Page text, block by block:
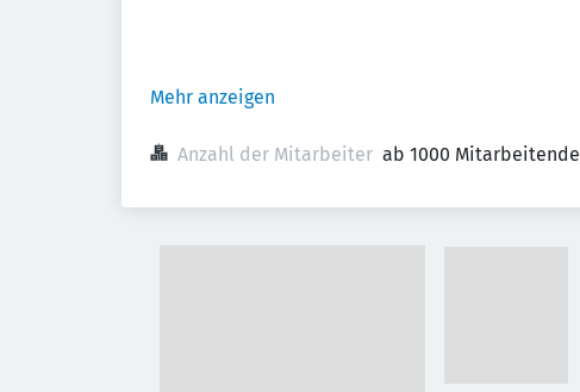
Mehr anzeigen
Anzahl der Mitarbeiter ab 1000 Mitarbeitende